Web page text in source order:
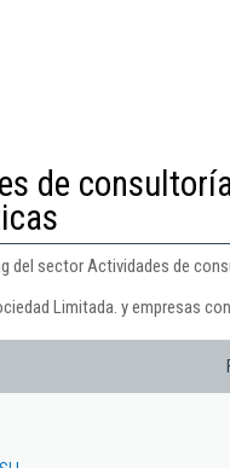
de
del sector Actividades de
Limitada. y empresas